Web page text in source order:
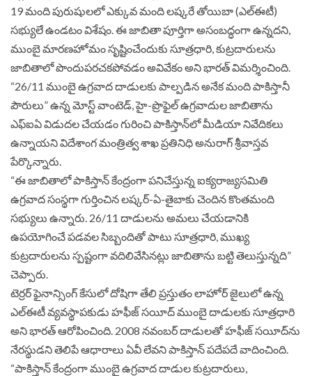
19 మంది పురుషులలో ఎక్కువ మంది లష్కరే తోయిబా (ఎల్‌ఈటీ)
సభ్యులే ఉండటం విశేషం. ఈ జాబితా పూర్తిగా అసంబద్ధంగా ఉన్నదని,
ముంబై మారణహోమం సృష్టించేందుకు సూత్రధారి, కుట్రదారులను
జాబితాలో పొందుపరచకపోవడం అవివేకం అని భారత్‌ విమర్శించింది.
“26/11 ముంబై ఉగ్రవాద దాడులకు పాల్పడిన అనేక మంది పాకిస్తానీ
పౌరులు” ఉన్న మోస్ట్ వాంటెడ్, హై-ప్రొఫైల్ ఉగ్రవాదుల జాబితాను
ఎఫ్‌ఐఏ విడుదల చేయడం గురించి పాకిస్తాన్‌లో మీడియా నివేదికలు
ఉన్నాయని విదేశాంగ మంత్రిత్వ శాఖ ప్రతినిధి అనురాగ్ శ్రీవాస్తవ
పేర్కొన్నారు.
“ఈ జాబితాలో పాకిస్తాన్ కేంద్రంగా పనిచేస్తున్న ఐక్యరాజ్యసమితి
ఉగ్రవాద సంస్థగా గుర్తించిన లష్కర్-ఏ-తైబాకు చెందిన కొంతమంది
సభ్యులు ఉన్నారు. 26/11 దాడులను అమలు చేయడానికి
ఉపయోగించే పడవల సిబ్బందితో పాటు సూత్రధారి, ముఖ్య
కుట్రదారులను స్పష్టంగా వదిలివేసినట్లు జాబితాను బట్టి తెలుస్తున్నది”
చెప్పారు.
టెర్రర్ ఫైనాన్సింగ్ కేసులో దోషిగా తేలి ప్రస్తుతం లాహోర్ జైలులో ఉన్న
ఎల్‌ఈటీ వ్యవస్థాపకుడు హఫీజ్ సయీద్ ముంబై దాడులకు సూత్రధారి
అని భారత్ ఆరోపించింది. 2008 నవంబర్ దాడులతో హఫీజ్‌ సయీద్‌ను
నేరస్థుడని తెలిపే ఆధారాలు ఏవీ లేవని పాకిస్తాన్ పదేపదే వాదించింది.
“పాకిస్తాన్ కేంద్రంగా ముంబై ఉగ్రవాద దాడుల కుట్రదారులు,